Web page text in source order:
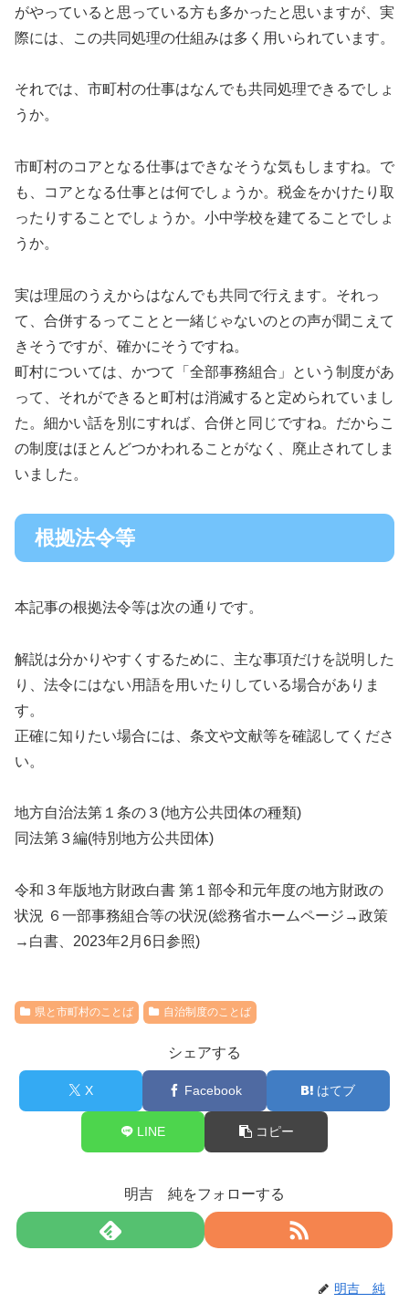
がやっていると思っている方も多かったと思いますが、実
際には、この共同処理の仕組みは多く用いられています。
それでは、市町村の仕事はなんでも共同処理できるでしょ
うか。
市町村のコアとなる仕事はできなそうな気もしますね。で
も、コアとなる仕事とは何でしょうか。税金をかけたり取
ったりすることでしょうか。小中学校を建てることでしょ
うか。
実は理屈のうえからはなんでも共同で行えます。それっ
て、合併するってことと一緒じゃないのとの声が聞こえて
きそうですが、確かにそうですね。
町村については、かつて「全部事務組合」という制度があ
って、それができると町村は消滅すると定められていまし
た。細かい話を別にすれば、合併と同じですね。だからこ
の制度はほとんどつかわれることがなく、廃止されてしま
いました。
根拠法令等
本記事の根拠法令等は次の通りです。
解説は分かりやすくするために、主な事項だけを説明した
り、法令にはない用語を用いたりしている場合がありま
す。
正確に知りたい場合には、条文や文献等を確認してくださ
い。
地方自治法第１条の３(地方公共団体の種類)
同法第３編(特別地方公共団体)
令和３年版地方財政白書 第１部令和元年度の地方財政の
状況 ６一部事務組合等の状況(総務省ホームページ→政策
→白書、2023年2月6日参照)
県と市町村のことば 自治制度のことば
シェアする
X Facebook はてブ
LINE コピー
明吉 純をフォローする
明吉 純